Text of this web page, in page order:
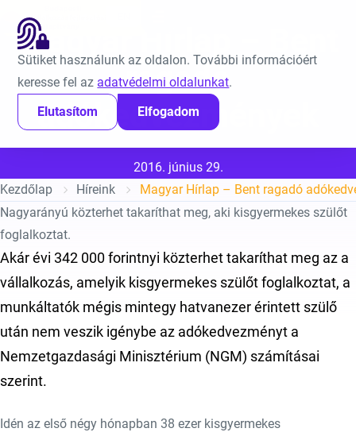
Sütiket használunk az oldalon. További információért
keresse fel az adatvédelmi oldalunkat.
Elutasítom
Elfogadom
Ugrás a tartalomra
Magyar Hírlap – Bent
ragadó
adókedvezmények
Közzétéve:
2016. június 29.
Kezdőlap
Híreink
Magyar Hírlap – Bent ragadó
Nagyarányú közterhet takaríthat meg, aki kisgyermekes szülőt
foglalkoztat.
Akár évi 342 000 forintnyi közterhet takaríthat meg az a
vállalkozás, amelyik kisgyermekes szülőt foglalkoztat, a
munkáltatók mégis mintegy hatvanezer érintett szülő
után nem veszik igénybe az adókedvezményt a
Nemzetgazdasági Minisztérium (NGM) számításai
szerint.
Idén az első négy hónapban 38 ezer kisgyermekes